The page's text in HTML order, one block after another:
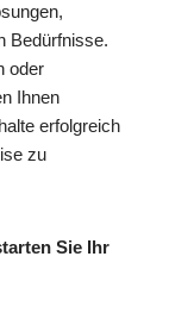
Bedürfnisse.
oder
Ihnen
erfolgreich
zu
Sie Ihr